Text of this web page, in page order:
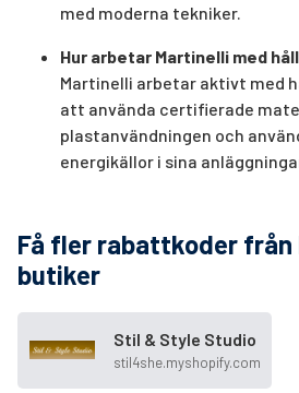
med moderna tekniker.
Hur arbetar Martinelli med
Martinelli arbetar aktivt med
att använda certifierade
plastanvändningen och
energikällor i sina
Få fler rabattkoder från
butiker
Stil & Style Studio
stil4she.myshopify.com